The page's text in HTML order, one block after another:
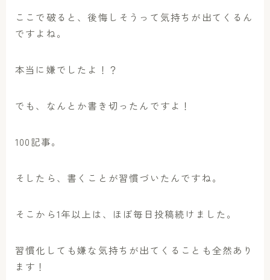
ここで破ると、後悔しそうって気持ちが出てくるん
ですよね。
本当に嫌でしたよ！？
でも、なんとか書き切ったんですよ！
100記事。
そしたら、書くことが習慣づいたんですね。
そこから1年以上は、ほぼ毎日投稿続けました。
習慣化しても嫌な気持ちが出てくることも全然あり
ます！